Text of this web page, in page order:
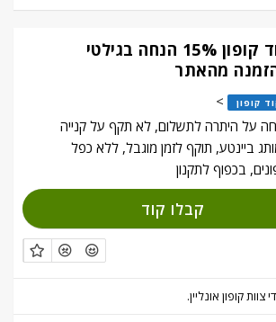
קוד קופון 15% הנחה בגילטי
מהאתר
קופון
>
על היתרה לתשלום, לא תקף על קנייה
ביינטע, תוקף לזמן מוגבל, ללא כפל
בכפוף לתקנון
קבלו קוד
צוות קופון אונליין.